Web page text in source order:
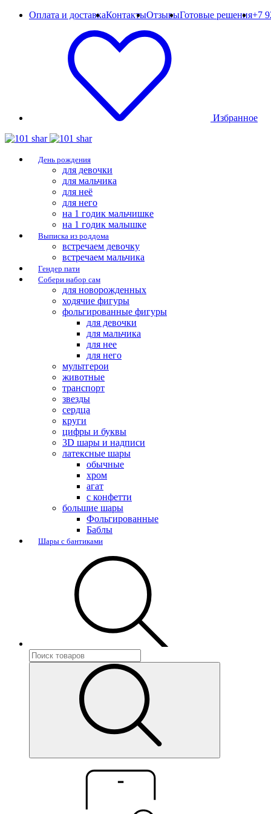
Оплата и доставкаКонтактыОтзывыГотовые решения+7
Избранное
День рождения
для девочки
для мальчика
для неё
для него
на 1 годик мальчишке
на 1 годик малышке
Выписка из роддома
встречаем девочку
встречаем мальчика
Гендер пати
Собери набор сам
для новорожденных
ходячие фигуры
фольгированные фигуры
для девочки
для мальчика
для нее
для него
мультгерои
животные
транспорт
звезды
сердца
круги
цифры и буквы
3D шары и надписи
латексные шары
обычные
хром
агат
с конфетти
большие шары
Фольгированные
Баблы
Шары с бантиками